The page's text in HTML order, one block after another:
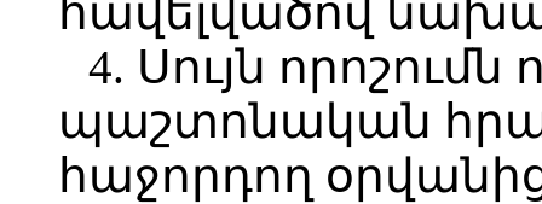
հավելվածով
4. Սույն որոշումն
պաշտոնական
հաջորդող